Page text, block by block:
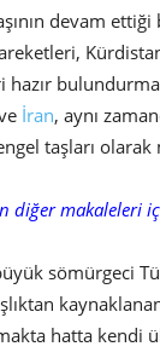
devam
İran, aynı
taşları
diğer makaleleri
sömürgeci
hatta kendi